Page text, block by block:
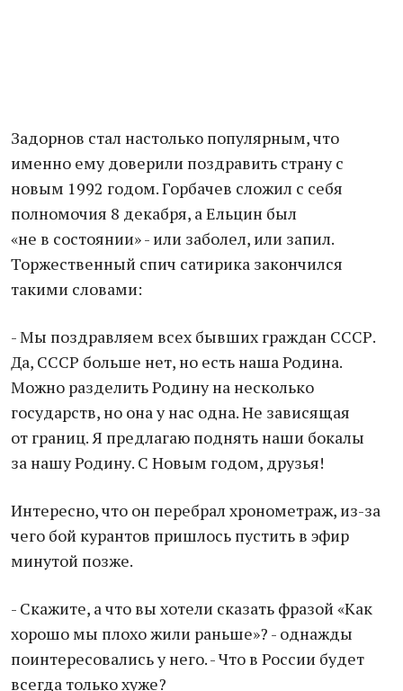
Задорнов стал настолько популярным, что
именно ему доверили поздравить страну с
новым 1992 годом. Горбачев сложил с себя
полномочия 8 декабря, а Ельцин был
«не в состоянии» - или заболел, или запил.
Торжественный спич сатирика закончился
такими словами:
- Мы поздравляем всех бывших граждан СССР.
Да, СССР больше нет, но есть наша Родина.
Можно разделить Родину на несколько
государств, но она у нас одна. Не зависящая
от границ. Я предлагаю поднять наши бокалы
за нашу Родину. С Новым годом, друзья!
Интересно, что он перебрал хронометраж, из-за
чего бой курантов пришлось пустить в эфир
минутой позже.
- Скажите, а что вы хотели сказать фразой «Как
хорошо мы плохо жили раньше»? - однажды
поинтересовались у него. - Что в России будет
всегда только хуже?